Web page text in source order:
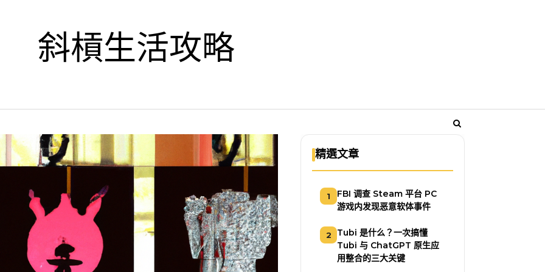
斜槓生活攻略
精選文章
1
FBI 调查 Steam 平台 PC
游戏内发现恶意软体事件
2
Tubi 是什么？一次搞懂
Tubi 与 ChatGPT 原生应
用整合的三大关键